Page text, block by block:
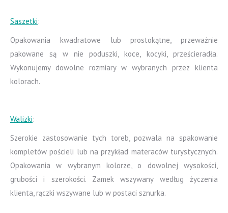
Saszetki:
Opakowania kwadratowe lub prostokątne, przeważnie
pakowane są w nie poduszki, koce, kocyki, prześcieradła.
Wykonujemy dowolne rozmiary w wybranych przez klienta
kolorach.
Walizki:
Szerokie zastosowanie tych toreb, pozwala na spakowanie
kompletów pościeli lub na przykład materaców turystycznych.
Opakowania w wybranym kolorze, o dowolnej wysokości,
grubości i szerokości. Zamek wszywany według życzenia
klienta, rączki wszywane lub w postaci sznurka.